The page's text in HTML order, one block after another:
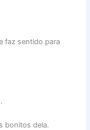
faz sentido para
bonitos dela.